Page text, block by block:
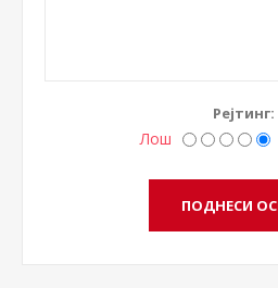
Рејтинг:
Лош